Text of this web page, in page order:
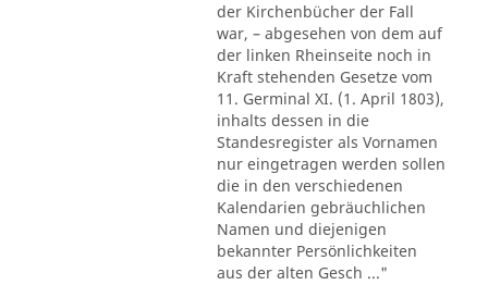
der Kirchenbücher der Fall
war, – abgesehen von dem auf
der linken Rheinseite noch in
Kraft stehenden Gesetze vom
11. Germinal XI. (1. April 1803),
inhalts dessen in die
Standesregister als Vornamen
nur eingetragen werden sollen
die in den verschiedenen
Kalendarien gebräuchlichen
Namen und diejenigen
bekannter Persönlichkeiten
aus der alten Gesch ..."